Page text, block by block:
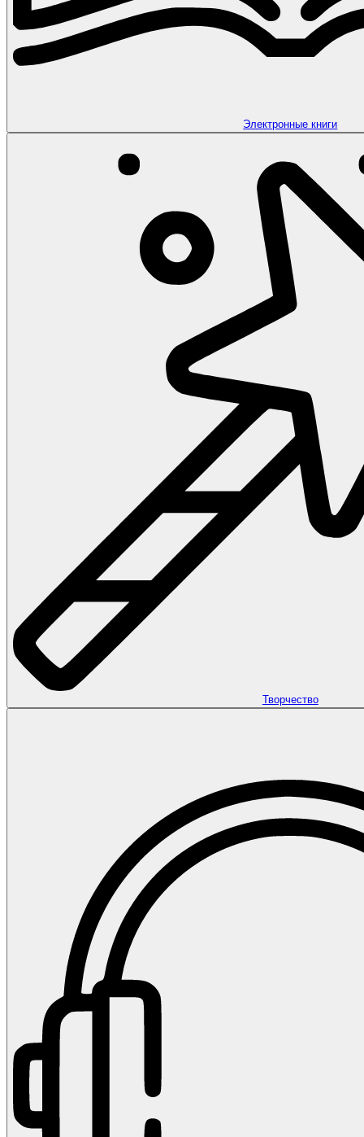
Электронные книги
Творчество